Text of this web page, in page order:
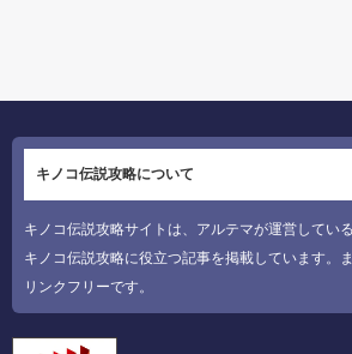
キノコ伝説攻略について
キノコ伝説攻略サイトは、アルテマが運営してい
キノコ伝説攻略に役立つ記事を掲載しています。
リンクフリーです。